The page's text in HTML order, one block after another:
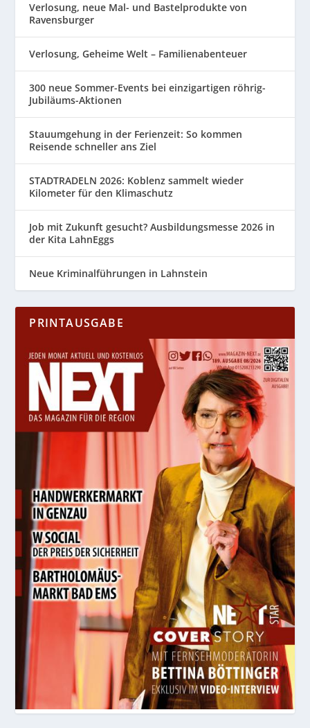
Verlosung, neue Mal- und Bastelprodukte von
Ravensburger
Verlosung, Geheime Welt – Familienabenteuer
300 neue Sommer-Events bei einzigartigen röhrig-
Jubiläums-Aktionen
Stauumgehung in der Ferienzeit: So kommen
Reisende schneller ans Ziel
STADTRADELN 2026: Koblenz sammelt wieder
Kilometer für den Klimaschutz
Job mit Zukunft gesucht? Ausbildungsmesse 2026 in
der Kita LahnEggs
Neue Kriminalführungen in Lahnstein
PRINTAUSGABE